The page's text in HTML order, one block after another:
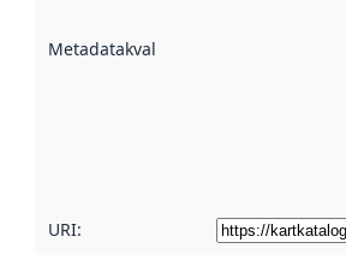
Metadatakvalitet
URI: